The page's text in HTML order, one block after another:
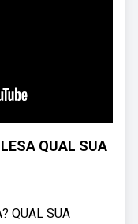
QUAL SUA
QUAL SUA